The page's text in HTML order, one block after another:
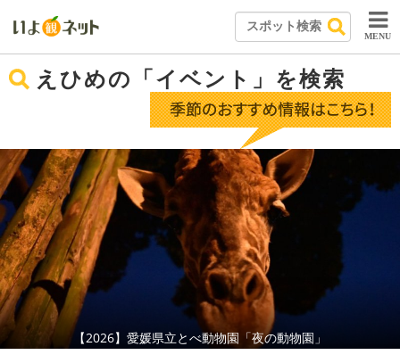
MENU
えひめの「イベント」を検索
【2026】愛媛県立とべ動物園「夜の動物園」